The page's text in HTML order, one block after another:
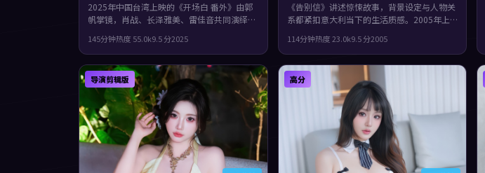
2025年中国台湾上映的《开场白 番外》由郭
帆掌镜，肖战、长泽雅美、雷佳音共同演绎。
者表达，真相像洋葱一样被层层剥开。
145分钟热度 55.0k9.5分2025
《告别信》讲述惊悚故事，背景设定与人物关
系都紧扣意大利当下的生活质感。2005年上
衔。城市空间成为情绪与悬念的载体，观感紧
凑，值得推荐。
114分钟热度23.0k9.5分2005
导演剪辑版 高分